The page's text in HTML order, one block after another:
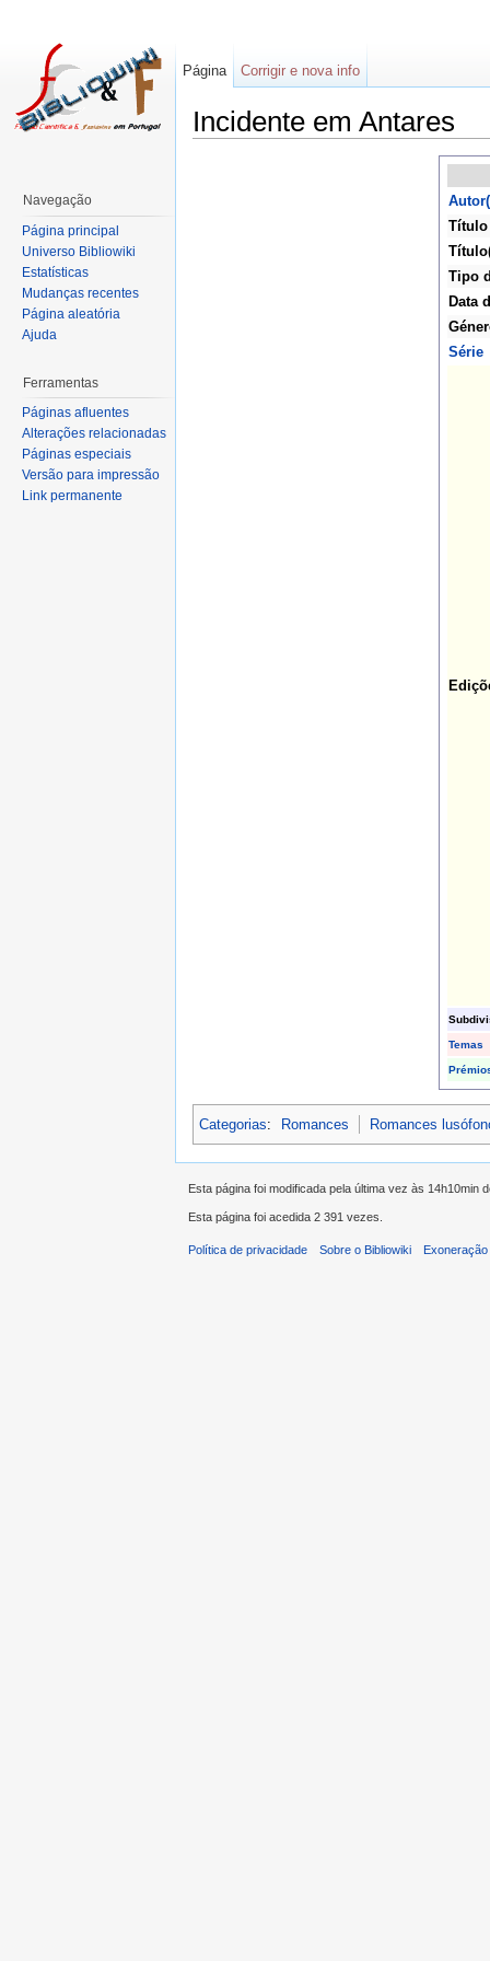
Incidente em Antares
Tipo
Data
Série
Temas
Categorias: Romances Romances
Página Corrigir e nova info
Navegação
Página principal
Universo Bibliowiki
Estatísticas
Mudanças recentes
Página aleatória
Ajuda
Ferramentas
Páginas afluentes
Alterações relacionadas
Páginas especiais
Versão para impressão
Link permanente
Esta página foi modificada pela última vez às 14h10min
Esta página foi acedida 2 391 vezes.
Política de privacidade Sobre o Bibliowiki